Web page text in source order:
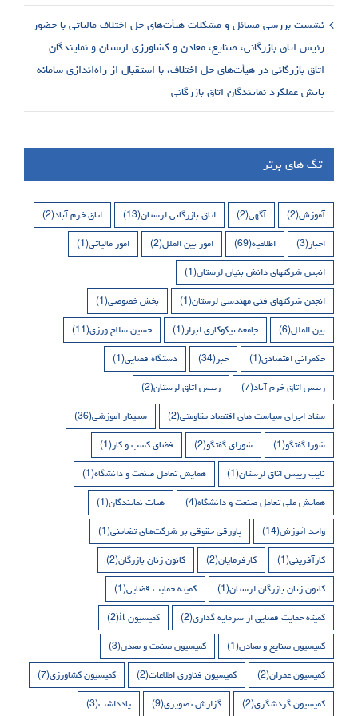
نشست بررسی مسائل و مشکلات هیأت‌های حل اختلاف مالیاتی با حضور
رئیس اتاق بازرگانی، صنایع، معادن و کشاورزی لرستان و نمایندگان
اتاق بازرگانی در هیأت‌های حل اختلاف، با استقبال از راه‌اندازی سامانه
پایش عملکرد نمایندگان اتاق بازرگانی
تگ های برتر
آموزش(2) آگهی(2) اتاق بازرگانی لرستان(13) اتاق خرم آباد(2)
اخبار(3) اطلاعیه(69) امور بین الملل(2) امور مالیاتی(1)
انجمن شرکتهای دانش بنیان لرستان(1)
انجمن شرکتهای فنی مهندسی لرستان(1) بخش خصوصی(1)
بین الملل(6) جامعه نیکوکاری ابرار(1) حسین سلاح ورزی(11)
حکمرانی اقتصادی(1) خبر(34) دستگاه قضایی(1)
رییس اتاق خرم آباد(7) رییس اتاق لرستان(2)
ستاد اجرای سیاست های اقتصاد مقاومتی(2) سمینار آموزشی(36)
شورا گفتگو(1) شورای گفتگو(2) فضای کسب و کار(1)
نایب رییس اتاق لرستان(1) همایش تعامل صنعت و دانشگاه(1)
همایش ملی تعامل صنعت و دانشگاه(4) هیات نمایندگان(1)
واحد آموزش(14) پاورقی حقوقی بر شرکت‌های تضامنی(1)
کارآفرینی(1) کارفرمایان(2) کانون زنان بازرگان(2)
کانون زنان بازرگان لرستان(1) کمیته حمایت قضایی(1)
کمیته حمایت قضایی از سرمایه گذاری(2) کمیسیون it (2)
کمیسیون صنایع و معادن(1) کمیسیون صنعت و معدن(3)
کمیسیون عمران(2) کمیسیون فناوری اطلاعات(2) کمیسیون کشاورزی(7)
کمیسیون گردشگری(2) گزارش تصویری(9) یادداشت(3)